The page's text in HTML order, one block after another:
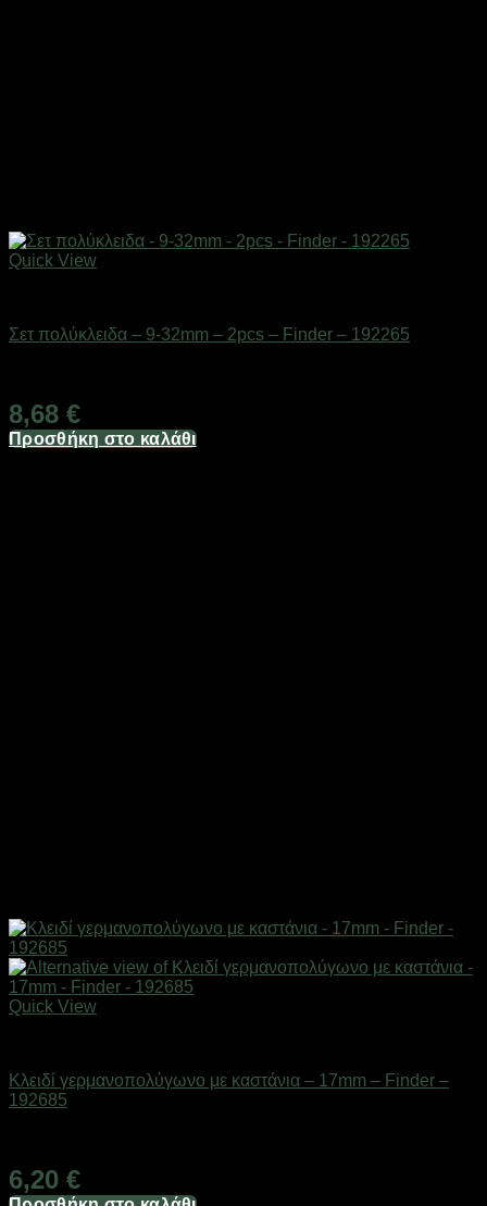
Quick View
Σετ πολύκλειδα – 9-32mm – 2pcs – Finder – 192265
8,68 €
Προσθήκη στο καλάθι
Quick View
Κλειδί γερμανοπολύγωνο με καστάνια – 17mm – Finder –
192685
6,20 €